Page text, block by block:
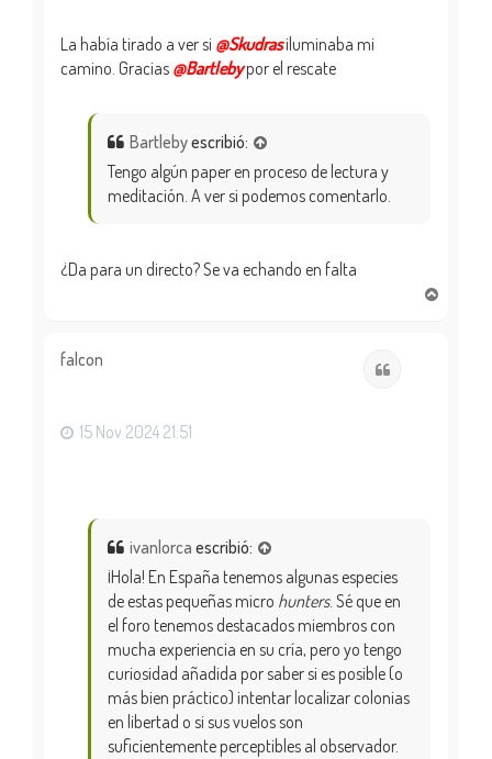
La había tirado a ver si @Skudrasiluminaba mi
camino. Gracias @Bartlebypor el rescate
Bartlebyescribió:
Tengo algún paper en proceso de lectura y
meditación. A ver si podemos comentarlo.
¿Da para un directo? Se va echando en falta
falcon
15 Nov 2024 21:51
ivanlorca escribió:
¡Hola! En España tenemos algunas especies
de estas pequeñas micro hunters. Sé que en
el foro tenemos destacados miembros con
mucha experiencia en su cría, pero yo tengo
curiosidad añadida por saber si es posible (o
más bien práctico) intentar localizar colonias
en libertad o si sus vuelos son
suficientemente perceptibles al observador.